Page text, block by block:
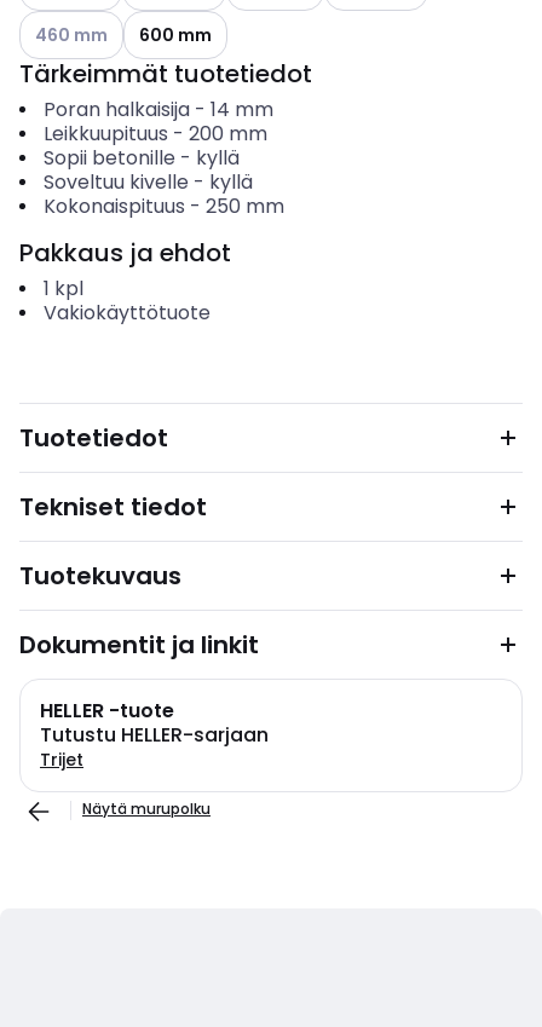
Katso käytettävissä olevat vaihtoehdot
460 mm 600 mm
Tärkeimmät tuotetiedot
Poran halkaisija- 14 mm
Leikkuupituus - 200 mm
Sopii betonille - kyllä
Soveltuu kivelle - kyllä
Kokonaispituus - 250 mm
Pakkaus ja ehdot
1 kpl
Vakiokäyttötuote
Tuotetiedot
Tekniset tiedot
Tuotekuvaus
Dokumentit ja linkit
HELLER -tuote
Tutustu HELLER-sarjaan
Trijet
Näytä murupolku